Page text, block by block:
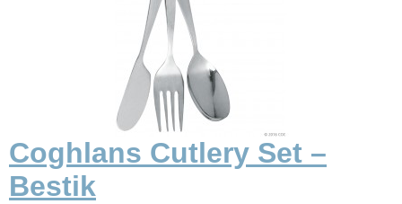
Coghlans Cutlery Set –
Bestik